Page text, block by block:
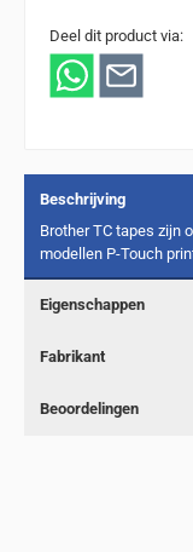
Deel dit product via:
Beschrijving
Brother TC tapes zijn
modellen P-Touch
Eigenschappen
Fabrikant
Beoordelingen